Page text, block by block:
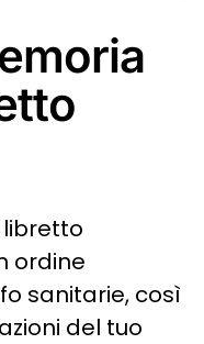
libretto
ordine
sanitarie, così
del tuo